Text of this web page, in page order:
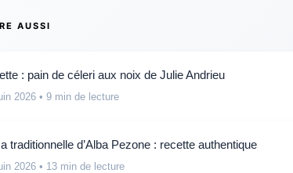
AUSSI
: pain de céleri aux noix de Julie Andrieu
2026 • 9 min de lecture
traditionnelle d’Alba Pezone : recette authentique
2026 • 13 min de lecture